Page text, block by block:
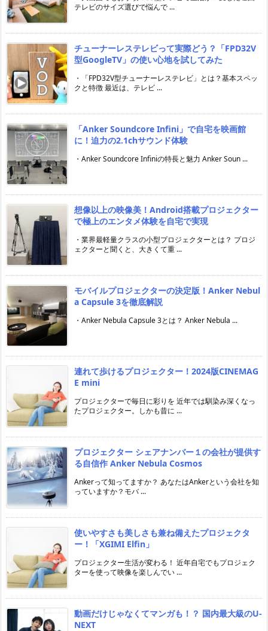
テレビのサイズ選びで悩んで ...
チューナーレステレビって実際どう？「FPD32V
型GoogleTV」の使い心地を試してみた
・「FPD32V型チューナーレステレビ」とは？基本スペッ
クと特徴 最近は、テレビ ...
「Anker Soundcore Infini」で自宅を映画館
に！迫力の2.1chサウンド体験
・Anker Soundcore Infiniの特長と魅力 Anker Soun ...
想像以上の映像美！Android搭載プロジェクター
で極上のエンタメ体験を自宅で実現
・業界最軽量クラスの小型プロジェクターとは？ プロジ
ェクターと聞くと、大きくて重 ...
モバイルプロジェクターの決定版！Anker Nebul
a Capsule 3を徹底解説
・Anker Nebula Capsule 3とは？ Anker Nebula ...
連れて歩けるプロジェクター！2024版CINEMAG
E mini
プロジェクターで毎日に彩りを 近年では馴染み深くなっ
たプロジェクター。しかも昔に ...
プロジェクター シェアナンバー１の会社が提供す
る自信作 Anker Nebula Cosmos
Ankerって知ってますか？ あなたはAnkerという会社を知
っていますか？モバ ...
使いやすさも美しさも兼ね備えたプロジェクタ
ー！「XGIMI Elfin」
プロジェクター生活が変わる！ 近年自宅でもプロジェク
ターを使って映像を楽しんでい ...
動画だけじゃなくてマンガも！？ 国内最大級のU-
NEXT